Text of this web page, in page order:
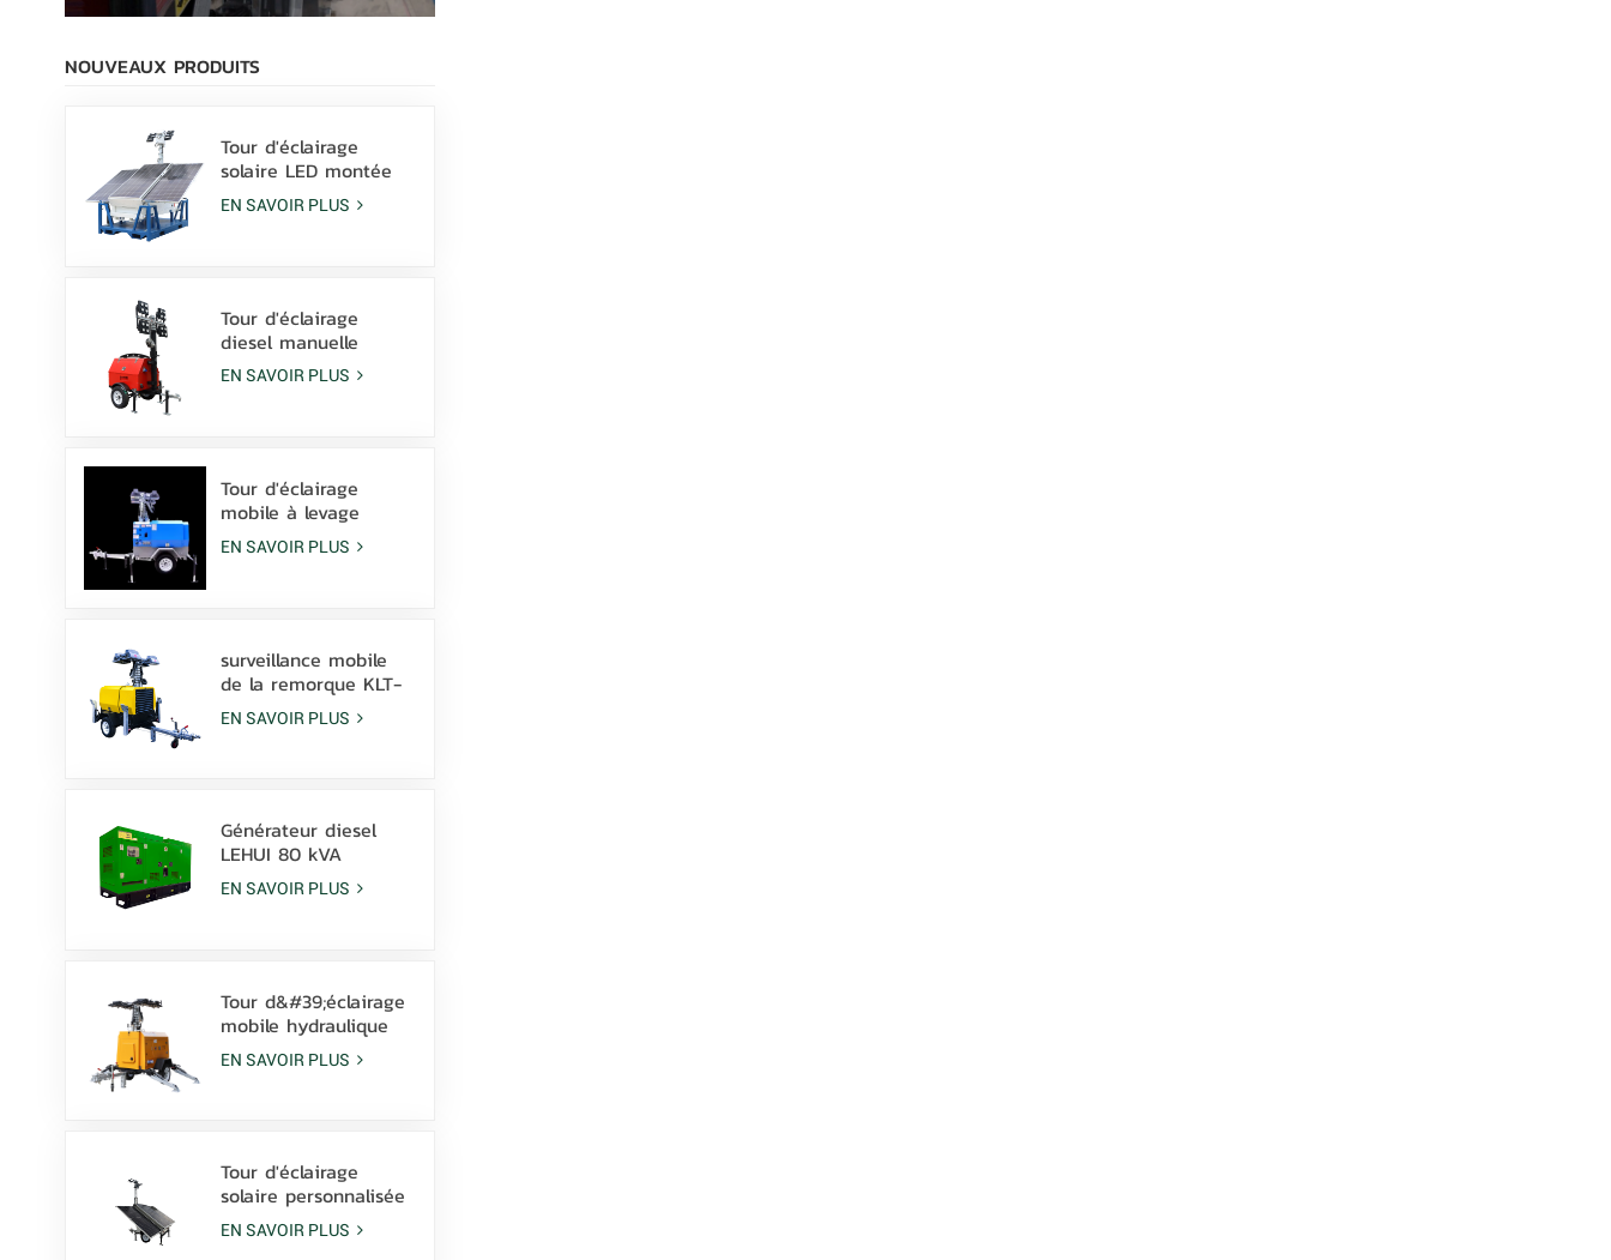
NOUVEAUX PRODUITS
Tour d'éclairage
solaire LED montée
sur patins avec
lampes LED 400 W et
EN SAVOIR PLUS
Tour d'éclairage
diesel manuelle
compacte et
économique avec 4
W
EN SAVOIR PLUS
Tour d'éclairage
mobile à levage
hydraulique manuel
de 9 m de hauteur
EN SAVOIR PLUS
surveillance mobile
de la remorque KLT-
10000V de tour
légère de mât de
EN SAVOIR PLUS
Générateur diesel
LEHUI 80 kVA
silencieux, alimenté
par un moteur
EN SAVOIR PLUS
Tour d&#39;éclairage
mobile hydraulique
diesel de 9 m avec
lampes LED de 350 W
W
EN SAVOIR PLUS
Tour d'éclairage
solaire personnalisée
avec batterie au
Lithium, lampes LED
EN SAVOIR PLUS